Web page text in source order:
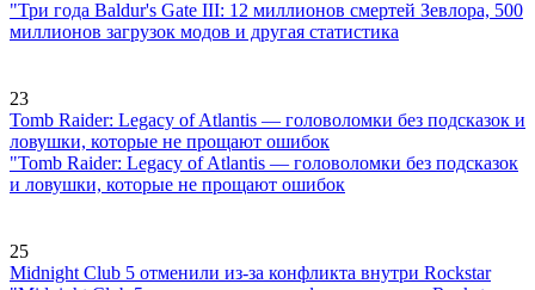
"Три года Baldur's Gate III: 12 миллионов смертей Зевлора, 500
миллионов загрузок модов и другая статистика
23
Tomb Raider: Legacy of Atlantis — головоломки без подсказок и
ловушки, которые не прощают ошибок
"Tomb Raider: Legacy of Atlantis — головоломки без подсказок
и ловушки, которые не прощают ошибок
25
Midnight Club 5 отменили из-за конфликта внутри Rockstar